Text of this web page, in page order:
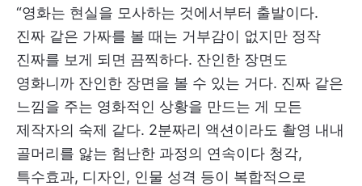
“영화는 현실을 모사하는 것에서부터 출발이다.
진짜 같은 가짜를 볼 때는 거부감이 없지만 정작
진짜를 보게 되면 끔찍하다. 잔인한 장면도
영화니까 잔인한 장면을 볼 수 있는 거다. 진짜 같은
느낌을 주는 영화적인 상황을 만드는 게 모든
제작자의 숙제 같다. 2분짜리 액션이라도 촬영 내내
골머리를 앓는 험난한 과정의 연속이다 청각,
특수효과, 디자인, 인물 성격 등이 복합적으로